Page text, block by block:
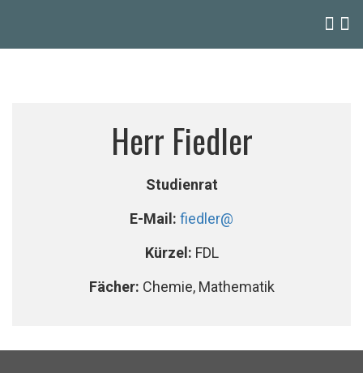
Herr Fiedler
Studienrat
E-Mail: fiedler@
Kürzel: FDL
Fächer: Chemie, Mathematik